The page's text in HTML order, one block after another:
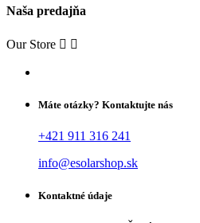
Naša predajňa
Our Store  
Máte otázky? Kontaktujte nás
+421 911 316 241
info@esolarshop.sk
Kontaktné údaje